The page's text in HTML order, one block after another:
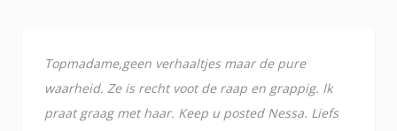
Topmadame,geen verhaaltjes maar de pure
waarheid. Ze is recht voot de raap en grappig. Ik
praat graag met haar. Keep u posted Nessa. Liefs